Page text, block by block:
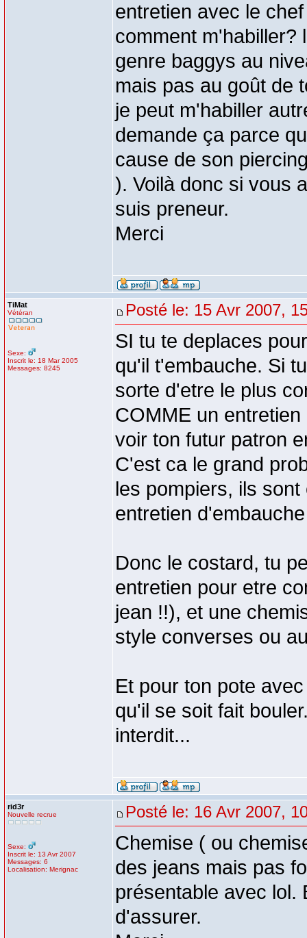
entretien avec le
comment m'habiller?
genre baggys au
mais pas au goût de
je peut m'habiller
demande ça parce
cause de son
). Voilà donc si vous
suis preneur.
Merci
TiMat
Vétéran
Sexe:
Inscrit le: 18 Mar 2005
Messages: 8245
Posté le: 15 Avr 2007,
SI tu te deplaces
qu'il t'embauche. Si
sorte d'etre le plus
COMME un
voir ton futur patron
C'est ca le grand
les pompiers, ils
entretien
Donc le costard, tu
entretien pour etre
jean !!), et une
style converses ou
Et pour ton pote
qu'il se soit fait
interdit...
rid3r
Nouvelle recrue
Sexe:
Inscrit le: 13 Avr 2007
Messages: 6
Localisation: Merignac
Posté le: 16 Avr 2007,
Chemise ( ou
des jeans mais pas
présentable avec lol.
d'assurer.